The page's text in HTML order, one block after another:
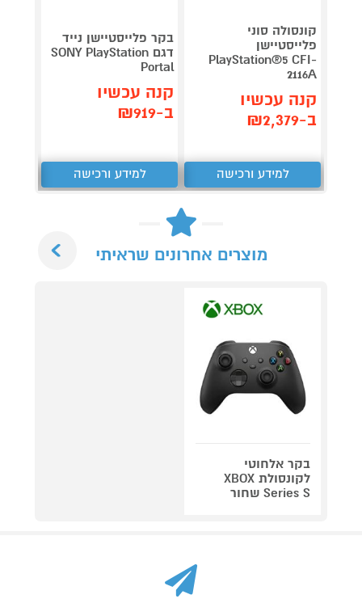
קונסולה סוני
פלייסטיישן
PlayStation®5 CFI-
2116A
קנה עכשיו
ב-₪2,379
למידע ורכישה
בקר פלייסטיישן נייד
דגם SONY PlayStation
Portal
קנה עכשיו
ב-₪919
למידע ורכישה
מוצרים אחרונים שראיתי
בקר אלחוטי
לקונסולת XBOX
Series S שחור